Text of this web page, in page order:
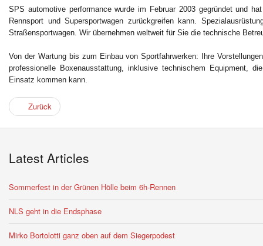
SPS automotive performance wurde im Februar 2003 gegründet und
Rennsport und Supersportwagen zurückgreifen kann.
Straßensportwagen. Wir übernehmen weltweit für Sie die technische
Von der Wartung bis zum Einbau von Sportfahrwerken: Ihre
professionelle Boxenausstattung, inklusive technischem Equipment,
Einsatz kommen kann.
Zurück
Latest Articles
Sommerfest in der Grünen Hölle beim 6h-Rennen
NLS geht in die Endsphase
Mirko Bortolotti ganz oben auf dem Siegerpodest